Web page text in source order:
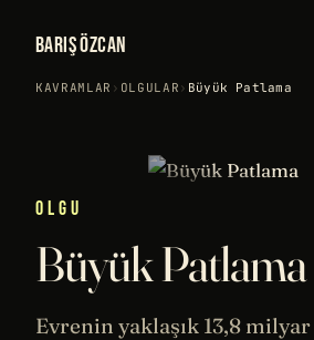
BARIŞ ÖZCAN
KAVRAMLAR › OLGULAR › Büyük Patlama
OLGU
Büyük Patlama
Evrenin yaklaşık 13,8 milyar